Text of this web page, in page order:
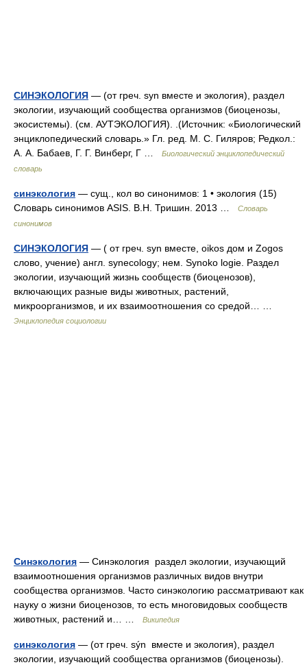
СИНЭКОЛОГИЯ — (от греч. syn вместе и экология), раздел
экологии, изучающий сообщества организмов (биоценозы,
экосистемы). (см. АУТЭКОЛОГИЯ). .(Источник: «Биологический
энциклопедический словарь.» Гл. ред. М. С. Гиляров; Редкол.:
А. А. Бабаев, Г. Г. Винберг, Г …
Биологический энциклопедический
словарь
синэкология — сущ., кол во синонимов: 1 • экология (15)
Словарь синонимов ASIS. В.Н. Тришин. 2013 …
Словарь
синонимов
СИНЭКОЛОГИЯ — ( от греч. syn вместе, oikos дом и Zogos
слово, учение) англ. synecology; нем. Synoko logie. Раздел
экологии, изучающий жизнь сообществ (биоценозов),
включающих разные виды животных, растений,
микроорганизмов, и их взаимоотношения со средой… …
Энциклопедия социологии
Синэкология — Синэкология раздел экологии, изучающий
взаимоотношения организмов различных видов внутри
сообщества организмов. Часто синэкологию рассматривают как
науку о жизни биоценозов, то есть многовидовых сообществ
животных, растений и… …
Википедия
синэкология — (от греч. sýn вместе и экология), раздел
экологии, изучающий сообщества организмов (биоценозы).